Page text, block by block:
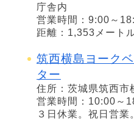
庁舎内
営業時間：9:00～
距離：1,353メート
筑西横島ヨーク
ター
住所：茨城県筑西市
営業時間：10:00～
３日休業。祝日営業